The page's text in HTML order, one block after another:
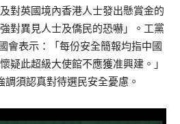
對英國境內香港人士發出懸賞金的
對異見人士及僑民的恐嚇」。工黨
會表示：「每份安全簡報均指中國
疑此超級大使館不應獲准興建。」
須認真對待選民安全憂慮。